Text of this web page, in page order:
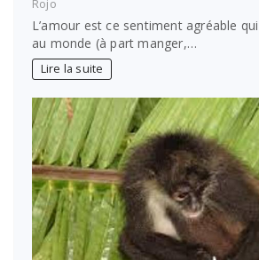
Rojo
L’amour est ce sentiment agréable
au monde (à part manger,…
Lire la suite